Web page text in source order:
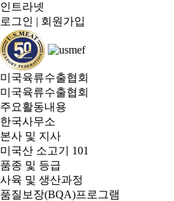
인트라넷
로그인 | 회원가입
미국육류수출협회
미국육류수출협회
주요활동내용
한국사무소
본사 및 지사
미국산 소고기 101
품종 및 등급
사육 및 생산과정
품질보장(BQA)프로그램